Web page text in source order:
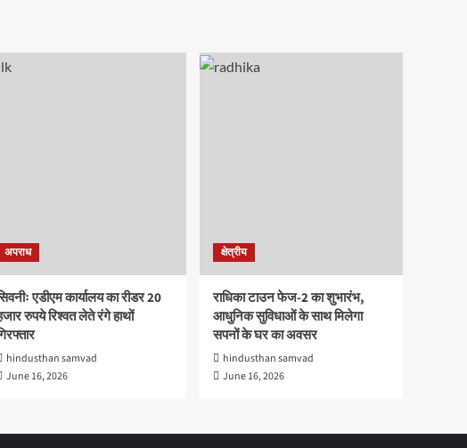
अपराध
एडीएम कार्यालय का रीडर 20
रुपये रिश्वत लेते रंगे हाथों
hindusthan samvad
June 16, 2026
क्षेत्रीय
राधिका टाउन फेज-2 का शुभारंभ,
आधुनिक सुविधाओं के साथ मिलेगा
सपनों के घर का अवसर
hindusthan samvad
June 16, 2026